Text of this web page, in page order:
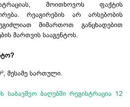
მოითხოვოს ფაქტის
რეაგირების არ არსებობის
მიმართოთ განცხადებით
მართვის სააგენტოს.
ა , მესამე სართული.
საბავშვო ბაღებში რეგისტრაცია 12